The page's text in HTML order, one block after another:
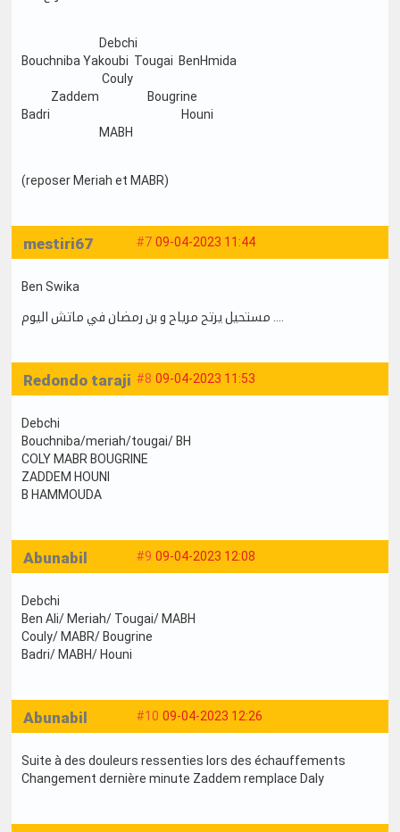
Debchi
Bouchniba Yakoubi Tougai BenHmida
Couly
Zaddem Bougrine
Badri Houni
MABH
(reposer Meriah et MABR)
#7 09-04-2023 11:44
mestiri67
Ben Swika
#8 09-04-2023 11:53
Redondo taraji
Debchi
Bouchniba/meriah/tougai/ BH
COLY MABR BOUGRINE
ZADDEM HOUNI
B HAMMOUDA
#9 09-04-2023 12:08
Abunabil
Debchi
Ben Ali/ Meriah/ Tougai/ MABH
Couly/ MABR/ Bougrine
Badri/ MABH/ Houni
#10 09-04-2023 12:26
Abunabil
Suite à des douleurs ressenties lors des échauffements
Changement dernière minute Zaddem remplace Daly